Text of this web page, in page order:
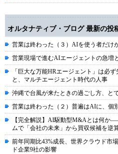
オルタナティブ・ブログ 最新の投
営業は終わった（３）AIを使う者だけ
営業現場で進むAIエージェントの急増
「巨大な万能HRエージェント」は必
と、マルチエージェント時代の人事
沖縄で台風が来たときの過ごし方、と
営業は終わった（２）普遍はAIに、個
【完全解説】AI駆動型M&Aとは何か
ムで「会社の未来」から買収候補を逆
前年同期比43%成長、世界クラウド市
ド企業9社の影響